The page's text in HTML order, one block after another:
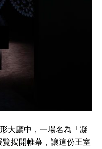
大廳中，一場名為「凝
揭開帷幕，讓這份王室